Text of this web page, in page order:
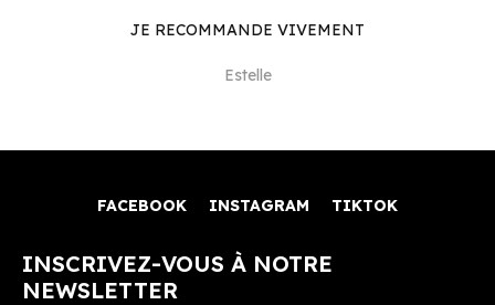
JE RECOMMANDE VIVEMENT
Estelle
FACEBOOK INSTAGRAM TIKTOK
INSCRIVEZ-VOUS À NOTRE
NEWSLETTER